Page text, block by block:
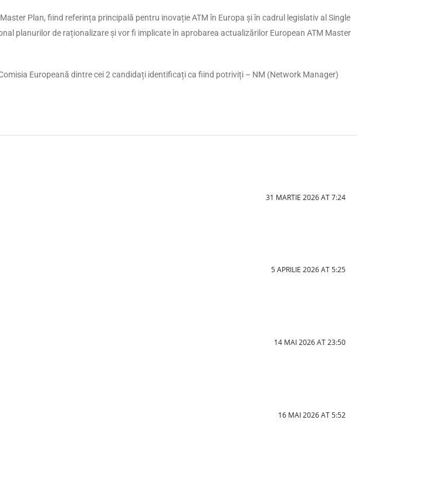
Plan, fiind referința principală pentru inovație ATM în Europa și în cadrul legislativ al Single
planurilor de raționalizare și vor fi implicate în aprobarea actualizărilor European ATM Master
Europeană dintre cei 2 candidați identificați ca fiind potriviți – NM (Network Manager)
31 MARTIE 2026 AT 7:24
5 APRILIE 2026 AT 5:25
14 MAI 2026 AT 23:50
16 MAI 2026 AT 5:52